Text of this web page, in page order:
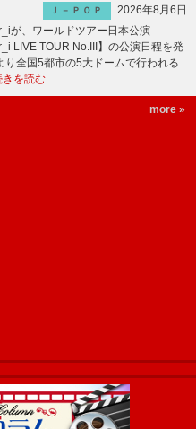
Ｊ－ＰＯＰ
2026年8月6日
が、ワールドツアー日本公演
LIVE TOUR No.III】の公演日程を発
全国5都市の5大ドームで行われる
きを読む
more »